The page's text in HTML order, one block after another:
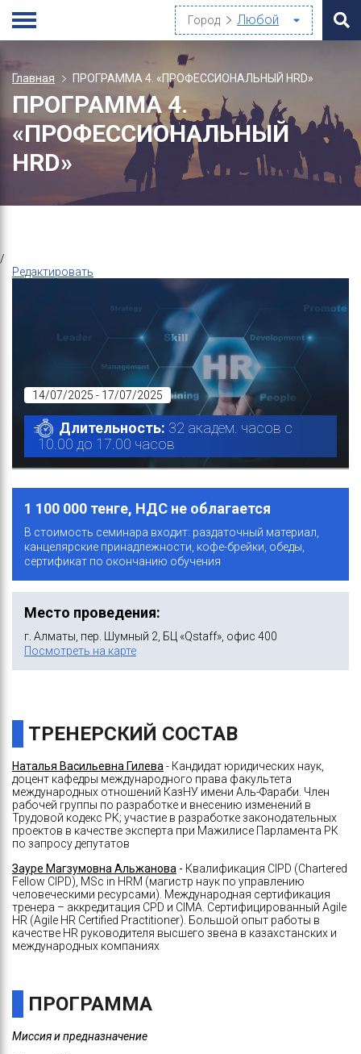
Город
Главная ПРОГРАММА 4. «ПРОФЕССИОНАЛЬНЫЙ HRD»
ПРОГРАММА 4.
«ПРОФЕССИОНАЛЬНЫЙ
HRD»
/
Редактировать
14/07/2025 - 17/07/2025
Длительность: 32 академ. часов с
10.00 до 17.00 часов
1 100 000 тенге, НДС не облагается
В стоимость семинара входит: раздаточный материал,
канцелярские принадлежности, кофе-брейки, обеды,
сертификат по окончанию обучения
Место проведения:
г. Алматы, пер. Шумный 2, БЦ «Qstaff», офис 400
Посмотреть на карте
ТРЕНЕРСКИЙ СОСТАВ
Наталья Васильевна Гилева - Кандидат юридических наук,
доцент кафедры международного права факультета
международных отношений КазНУ имени Аль-Фараби. Член
рабочей группы по разработке и внесению изменений в
Трудовой кодекс РК; участие в разработке законодательных
проектов в качестве эксперта при Мажилисе Парламента РК
по запросу депутатов
Зауре Магзумовна Альжанова - Квалификация CIPD (Chartered
Fellow CIPD), MSc in HRM (магистр наук по управлению
человеческими ресурсами). Международная сертификация
тренера – аккредитация CPD и CIMA. Сертифицированный Agile
HR (Agile HR Certified Practitioner). Большой опыт работы в
качестве HR руководителя высшего звена в казахстанских и
международных компаниях
ПРОГРАММА
Миссия и предназначение